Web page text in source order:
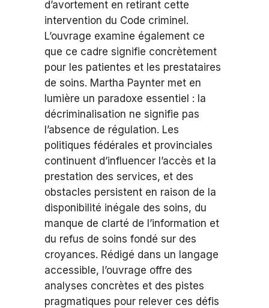
d’avortement en retirant cette
intervention du Code criminel.
L’ouvrage examine également ce
que ce cadre signifie concrètement
pour les patientes et les prestataires
de soins. Martha Paynter met en
lumière un paradoxe essentiel : la
décriminalisation ne signifie pas
l’absence de régulation. Les
politiques fédérales et provinciales
continuent d’influencer l’accès et la
prestation des services, et des
obstacles persistent en raison de la
disponibilité inégale des soins, du
manque de clarté de l’information et
du refus de soins fondé sur des
croyances. Rédigé dans un langage
accessible, l’ouvrage offre des
analyses concrètes et des pistes
pragmatiques pour relever ces défis